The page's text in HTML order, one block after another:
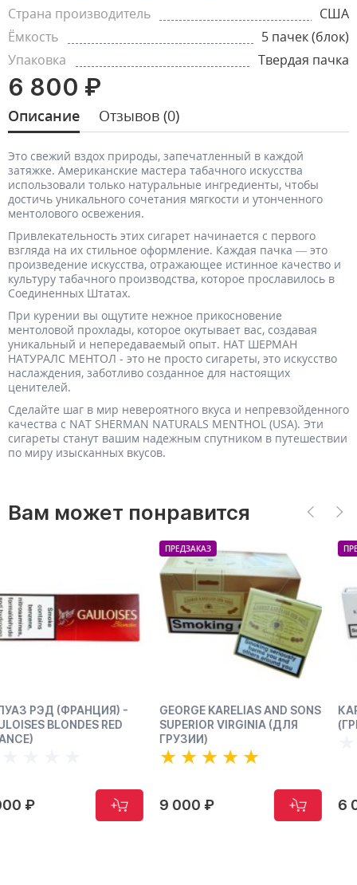
Страна производитель
США
Ёмкость
5 пачек (блок)
Упаковка
Твердая пачка
6 800 ₽
Описание Отзывов (0)
Это свежий вздох природы, запечатленный в каждой
затяжке. Американские мастера табачного искусства
использовали только натуральные ингредиенты, чтобы
достичь уникального сочетания мягкости и утонченного
ментолового освежения.
Привлекательность этих сигарет начинается с первого
взгляда на их стильное оформление. Каждая пачка — это
произведение искусства, отражающее истинное качество и
культуру табачного производства, которое прославилось в
Соединенных Штатах.
При курении вы ощутите нежное прикосновение
ментоловой прохлады, которое окутывает вас, создавая
уникальный и непередаваемый опыт. НАТ ШЕРМАН
НАТУРАЛС МЕНТОЛ - это не просто сигареты, это искусство
наслаждения, заботливо созданное для настоящих
ценителей.
Сделайте шаг в мир невероятного вкуса и непревзойденного
качества с NAT SHERMAN NATURALS MENTHOL (USA). Эти
сигареты станут вашим надежным спутником в путешествии
по миру изысканных вкусов.
Вам может понравится
GEORGE KARELIAS AND SONS
SUPERIOR VIRGINIA (ДЛЯ
ГРУЗИИ)
9 000 ₽
ПРЕДЗАКАЗ
КАРЕЛИЯ СЛИМС 6
(ГРЕЦИЯ) - KARELIA SLIMS
6 000 ₽